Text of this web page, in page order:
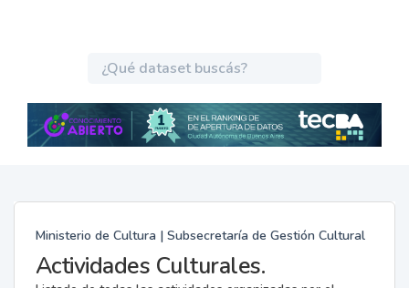
Ministerio de Cultura | Subsecretaría de Gestión Cultural
Actividades Culturales.